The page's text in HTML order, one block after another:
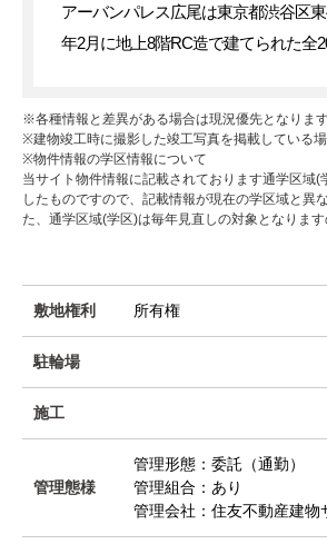
アーバンパレス広尾は東京都渋谷区
年2月に地上8階RC造で建てられた全
※各種情報と差異がある場合は現況優先となります
※建物竣工時に撮影した竣工写真を掲載している
※物件情報の学区情報について
当サイト物件情報に記載されております通学区域
したものですので、記載情報が現在の学区域と異
た、通学区域(学区)は毎年見直しの対象となりま
敷地権利 所有権
駐輪場
施工
管理態様
管理形態：委託（通勤）
管理組合：あり
管理会社：住友不動産建物